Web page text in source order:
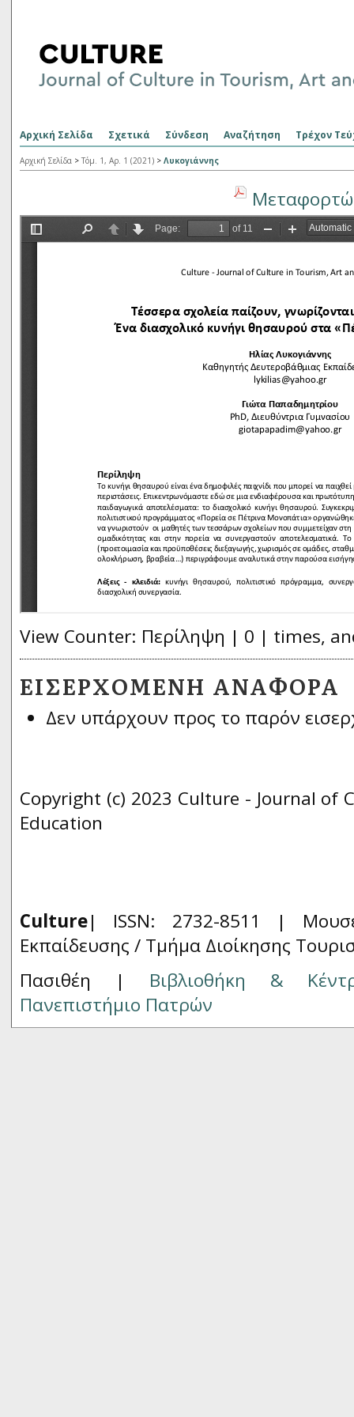
Αρχική Σελίδα Σχετικά Σύνδεση Αναζήτηση Τρέχον
Αρχική Σελίδα > Τόμ. 1, Αρ. 1 (2021) > Λυκογιάννης
View Counter: Περίληψη | 0 | times,
ΕΙΣΕΡΧΌΜΕΝΗ ΑΝΑΦΟΡΆ
Δεν υπάρχουν προς το παρόν
Copyright (c) 2023 Culture - Journal of
Education
Culture| ISSN: 2732-8511 |
Εκπαίδευσης / Τμήμα Διοίκησης
Πασιθέη | Βιβλιοθήκη &
Πανεπιστήμιο Πατρών